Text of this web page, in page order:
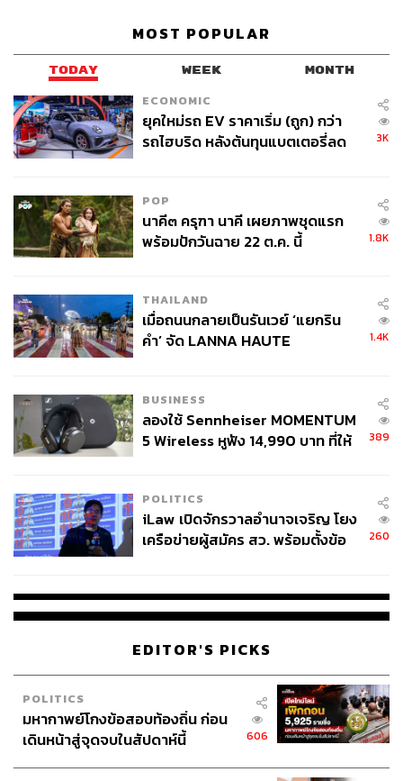
MOST POPULAR
TODAY WEEK MONTH
ECONOMIC
ยุคใหม่รถ EV ราคาเริ่ม (ถูก) กว่า
รถไฮบริด หลังต้นทุนแบตเตอรี่ลด
3K
POP
นาคี๓ ครุฑา นาคี เผยภาพชุดแรก
พร้อมปักวันฉาย 22 ต.ค. นี้
1.8K
THAILAND
เมื่อถนนกลายเป็นรันเวย์ ‘แยกริน
คำ’ จัด LANNA HAUTE
1.4K
BUSINESS
ลองใช้ Sennheiser MOMENTUM
5 Wireless หูฟัง 14,990 บาท ที่ให้
389
POLITICS
iLaw เปิดจักรวาลอำนาจเจริญ โยง
เครือข่ายผู้สมัคร สว. พร้อมตั้งข้อ
260
EDITOR'S PICKS
POLITICS
มหากาพย์โกงข้อสอบท้องถิ่น ก่อน
เดินหน้าสู่จุดจบในสัปดาห์นี้
606